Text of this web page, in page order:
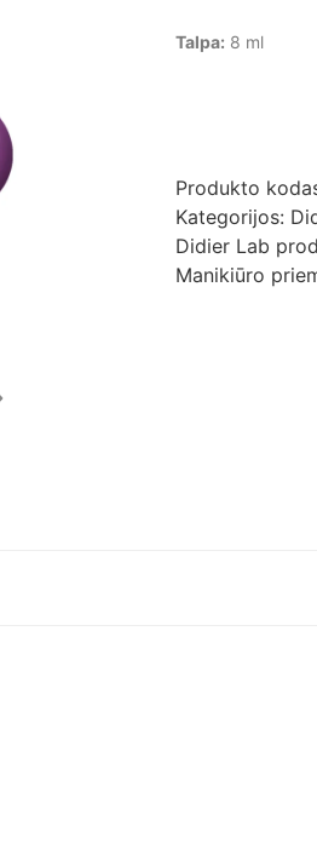
Talpa: 8 ml
Produkto
Kategorijos:
Didier Lab
Manikiūro